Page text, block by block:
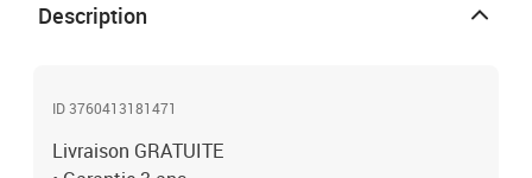
Description
ID 3760413181471
Livraison GRATUITE